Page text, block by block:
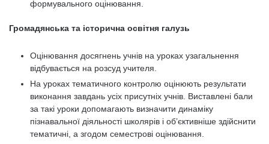
формувального оцінювання.
Громадянська та історична освітня галузь
Оцінювання досягнень учнів на уроках узагальнення
відбувається на розсуд учителя.
На уроках тематичного контролю оцінюють результати
виконання завдань усіх присутніх учнів. Виставлені бали
за такі уроки допомагають визначити динаміку
пізнавальної діяльності школярів і об’єктивніше здійснити
тематичні, а згодом семестрові оцінювання.